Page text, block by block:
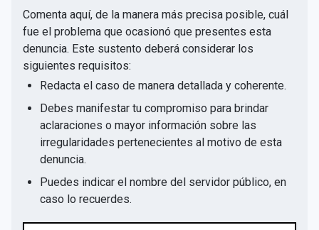
Comenta aquí, de la manera más precisa posible, cuál
fue el problema que ocasionó que presentes esta
denuncia. Este sustento deberá considerar los
siguientes requisitos:
Redacta el caso de manera detallada y coherente.
Debes manifestar tu compromiso para brindar
aclaraciones o mayor información sobre las
irregularidades pertenecientes al motivo de esta
denuncia.
Puedes indicar el nombre del servidor público, en
caso lo recuerdes.